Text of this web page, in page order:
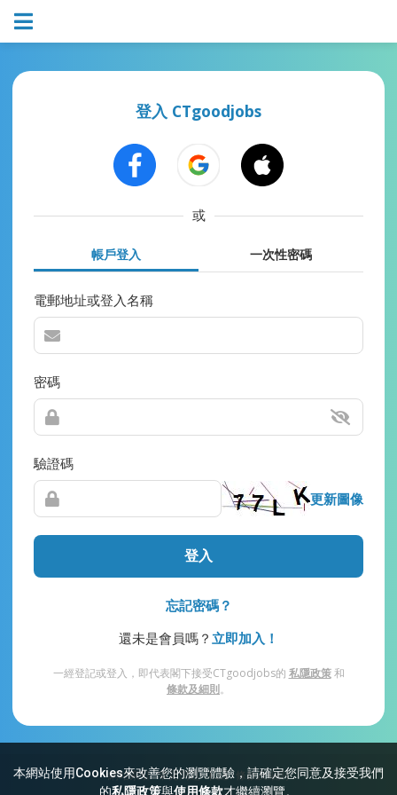
本網站使用Cookies來改善您的瀏覽體驗，請確定您同意及接受我們
的私隱政策與使用條款才繼續瀏覽。
登入 CTgoodjobs
或
帳戶登入 一次性密碼
電郵地址或登入名稱
密碼
驗證碼
更新圖像
登入
忘記密碼？
還未是會員嗎？ 立即加入！
一經登記或登入，即代表閣下接受CTgoodjobs的 私隱政策和
條款及細則。
網站索引 常見問題 私隱 條款及細則